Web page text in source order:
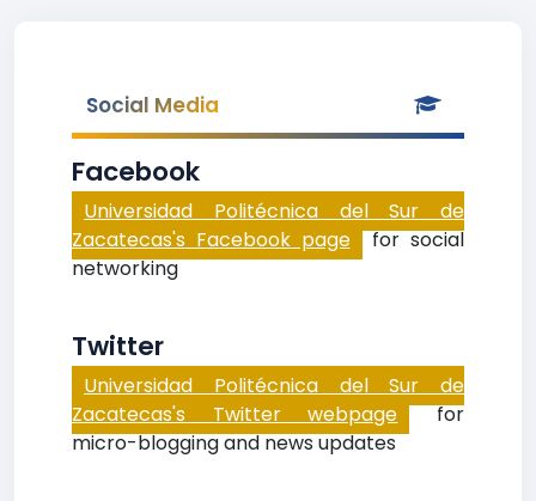
Social Media
Facebook
Universidad Politécnica del Sur de
Zacatecas's Facebook page for social
networking
Twitter
Universidad Politécnica del Sur de
Zacatecas's Twitter webpage for
micro-blogging and news updates